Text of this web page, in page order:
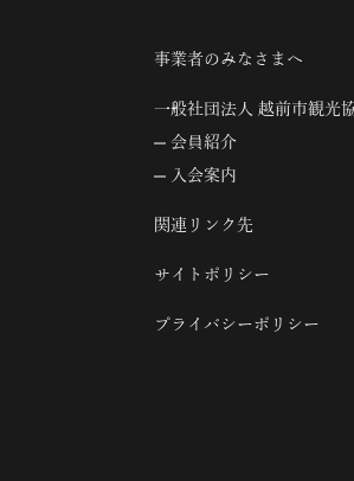
事業者のみなさまへ
一般社団法人 越前市観光
会員紹介
入会案内
関連リンク先
サイトポリシー
プライバシーポリシー